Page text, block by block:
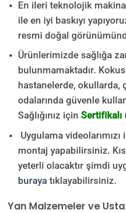
En ileri teknolojik
ile en iyi baskıyı
resmi doğal
Ürünlerimizde sağlığa
bulunmamaktadır.
hastanelerde, okullarda,
odalarında güvenle
Sağlığınız için Sertifikalı
Uygulama
montaj yapabilirsiniz.
yeterli olacaktır şimdi
burayatıklayabilirsiniz.
Yan Malzemeler ve